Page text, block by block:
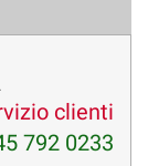
clienti
792 0233